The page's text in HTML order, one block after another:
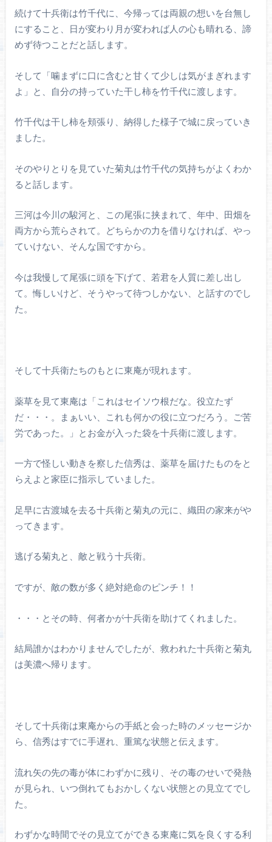
続けて十兵衛は竹千代に、今帰っては両親の想いを台無し
にすること、日が変わり月が変われば人の心も晴れる、諦
めず待つことだと話します。
そして「噛まずに口に含むと甘くて少しは気がまぎれます
よ」と、自分の持っていた干し柿を竹千代に渡します。
竹千代は干し柿を頬張り、納得した様子で城に戻っていき
ました。
そのやりとりを見ていた菊丸は竹千代の気持ちがよくわか
ると話します。
三河は今川の駿河と、この尾張に挟まれて、年中、田畑を
両方から荒らされて。どちらかの力を借りなければ、やっ
ていけない、そんな国ですから。
今は我慢して尾張に頭を下げて、若君を人質に差し出し
て。悔しいけど、そうやって待つしかない、と話すのでし
た。
そして十兵衛たちのもとに東庵が現れます。
薬草を見て東庵は「これはセイソウ根だな。役立たず
だ・・・。まぁいい、これも何かの役に立つだろう。ご苦
労であった。」とお金が入った袋を十兵衛に渡します。
一方で怪しい動きを察した信秀は、薬草を届けたものをと
らえよと家臣に指示していました。
足早に古渡城を去る十兵衛と菊丸の元に、織田の家来がや
ってきます。
逃げる菊丸と、敵と戦う十兵衛。
ですが、敵の数が多く絶対絶命のピンチ！！
・・・とその時、何者かが十兵衛を助けてくれました。
結局誰かはわかりませんでしたが、救われた十兵衛と菊丸
は美濃へ帰ります。
そして十兵衛は東庵からの手紙と会った時のメッセージか
ら、信秀はすでに手遅れ、重篤な状態と伝えます。
流れ矢の先の毒が体にわずかに残り、その毒のせいで発熱
が見られ、いつ倒れてもおかしくない状態との見立てでし
た。
わずかな時間でその見立てができる東庵に気を良くする利